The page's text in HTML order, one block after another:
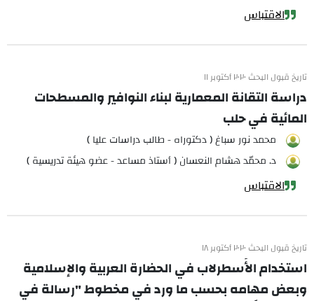
الاقتباس
تاريخ قبول البحث ٢٠٢٠ أكتوبر ١١
دراسة التقانة المعمارية لبناء النوافير والمسطحات
المائية في حلب
محمد نور سباغ ( دكتوراه - طالب دراسات عليا )
د. محمّد هشام النعسان ( أستاذ مساعد - عضو هيئة تدريسية )
الاقتباس
تاريخ قبول البحث ٢٠٢٠ أكتوبر ١٨
استخدام الأَسطرلاب في الحضارة العربية والإسلامية
وبعض مهامه بحسب ما ورد في مخطوط "رسالة في